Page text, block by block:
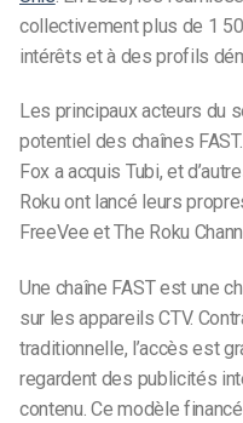
collectivement plus de 1
intérêts et à des profils
Les principaux acteurs du
potentiel des chaînes
Fox a acquis Tubi, et
Roku ont lancé leurs
FreeVee et The Roku
Une chaîne FAST est une
sur les appareils CTV.
traditionnelle, l’accès est
regardent des publicités
contenu. Ce modèle